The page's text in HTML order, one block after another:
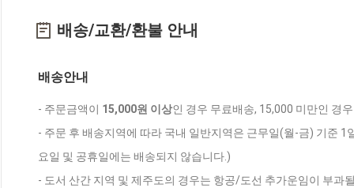
배송/교환/환불 안내
배송안내
- 주문금액이 15,000원 이상인 경우 무료배송, 15,000 미만인 경
- 주문 후 배송지역에 따라 국내 일반지역은 근무일(월-금) 기준
요일 및 공휴일에는 배송되지 않습니다.)
- 도서 산간 지역 및 제주도의 경우는 항공/도선 추가운임이 부과